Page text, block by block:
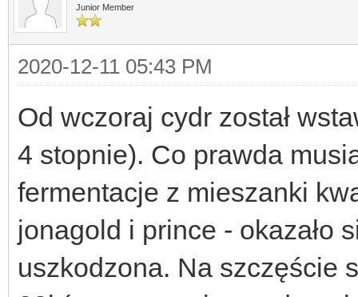
Junior Member
2020-12-11 05:43 PM
Od wczoraj cydr został
4 stopnie). Co prawda
fermentacje z mieszanki
jonagold i prince - okazało
uszkodzona. Na szczęście